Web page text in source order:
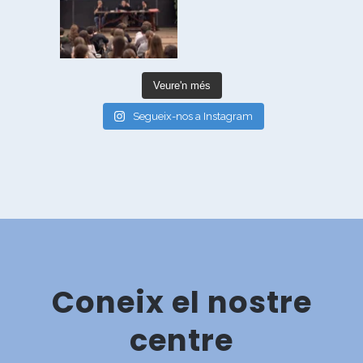
Veure'n més
Segueix-nos a Instagram
Coneix el nostre
centre